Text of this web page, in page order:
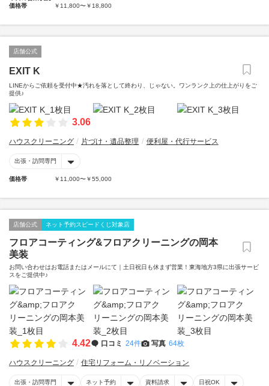
価格帯
￥11,800〜￥18,800
店舗公式
EXIT K
LINEからご依頼を受付中★汚れを落として終わり、じゃない。ワンランク上の仕上がりをご
提供♪
3.06
ハウスクリーニング 片づけ・遺品整理 便利屋・代行サービス
出張・訪問専門
価格帯 ￥11,000〜￥55,000
店舗公式 ネット予約スピードくじ対象店
フロアコーティング&フロアクリーニングの岡本
美装
お問い合わせはお電話またはメールにて｜土日祝日も休まず営業！東海地方3県に出張サービ
スをご提供中♪
4.42 口コミ 24件 写真 64枚
ハウスクリーニング 住宅リフォーム・リノベーション
出張・訪問専門 ネット予約 資料請求 日祝OK